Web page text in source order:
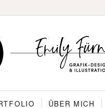
ÜBER MICH